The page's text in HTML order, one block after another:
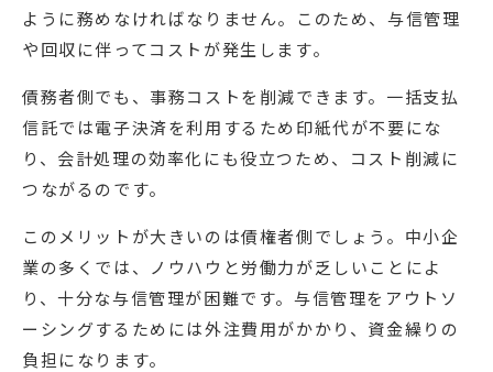
ように務めなければなりません。このため、与信管理
や回収に伴ってコストが発生します。
債務者側でも、事務コストを削減できます。一括支払
信託では電子決済を利用するため印紙代が不要にな
り、会計処理の効率化にも役立つため、コスト削減に
つながるのです。
このメリットが大きいのは債権者側でしょう。中小企
業の多くでは、ノウハウと労働力が乏しいことによ
り、十分な与信管理が困難です。与信管理をアウトソ
ーシングするためには外注費用がかかり、資金繰りの
負担になります。